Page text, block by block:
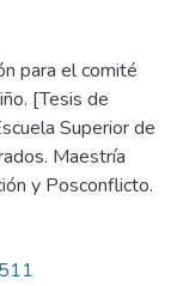
para el comité
[Tesis de
Superior de
Maestría
y Posconflicto.